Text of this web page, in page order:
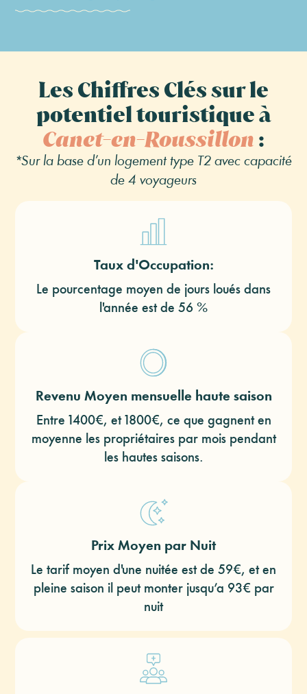
Les Chiffres Clés sur le
potentiel touristique à
Canet-en-Roussillon :
*Sur la base d’un logement type T2 avec capacité
de 4 voyageurs
Taux d'Occupation:
Le pourcentage moyen de jours loués dans
l'année est de 56 %
Revenu Moyen mensuelle haute saison
Entre 1400€, et 1800€, ce que gagnent en
moyenne les propriétaires par mois pendant
les hautes saisons.
Prix Moyen par Nuit
Le tarif moyen d'une nuitée est de 59€, et en
pleine saison il peut monter jusqu’a 93€ par
nuit